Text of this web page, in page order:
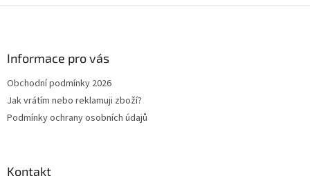
Informace pro vás
Obchodní podmínky 2026
Jak vrátím nebo reklamuji zboží?
Podmínky ochrany osobních údajů
Kontakt